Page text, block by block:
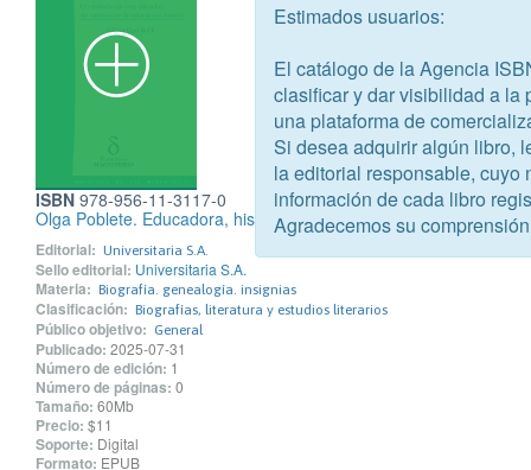
ISBN 978-956-11-3117-0
Olga Poblete. Educadora, historiadora, feminista, militante de la
Editorial: Universitaria S.A.
Sello editorial: Universitaria S.A.
Materia: Biografía. genealogía. insignias
Clasificación: Biografías, literatura y estudios literarios
Público objetivo: General
Publicado: 2025-07-31
Número de edición: 1
Número de páginas: 0
Tamaño: 60Mb
Precio: $11
Soporte: Digital
Formato: EPUB
Estimados usuarios:
El catálogo de la Agencia
clasificar y dar visibilidad a la
una plataforma de
Si desea adquirir algún libro,
la editorial responsable, cuyo
información de cada libro
Agradecemos su